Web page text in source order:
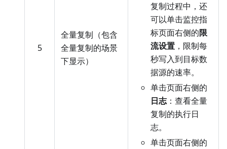
5
全量复制（包含
全量复制的场景
下显示）
复制过程中，还
可以单击监控指
标页面右侧的限
流设置 ，限制每
秒写入到目标数
据源的速率。
单击页面右侧的
日志：查看全量
复制的执行日
志。
单击页面右侧的